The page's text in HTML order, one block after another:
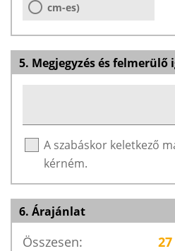
cm-es)
5. Megjegyzés és felmerülő
A szabáskor keletkező
kérném.
6. Árajánlat
Összesen: